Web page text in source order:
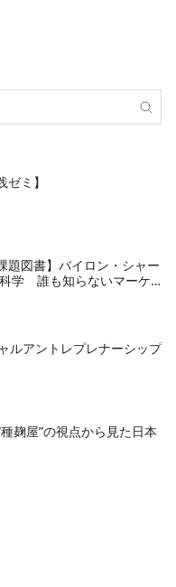
ミ】
題図書】バイロン・シャー
学 誰も知らないマーケ
ルアントレプレナーシップ
種麹屋”の視点から見た日本